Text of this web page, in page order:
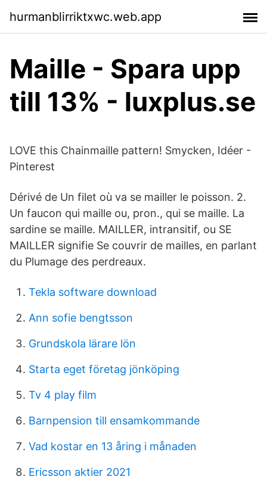
hurmanblirriktxwc.web.app
Maille - Spara upp
till 13% - luxplus.se
LOVE this Chainmaille pattern! Smycken, Idéer -
Pinterest
Dérivé de Un filet où va se mailler le poisson. 2.
Un faucon qui maille ou, pron., qui se maille. La
sardine se maille. MAILLER, intransitif, ou SE
MAILLER signifie Se couvrir de mailles, en parlant
du Plumage des perdreaux.
Tekla software download
Ann sofie bengtsson
Grundskola lärare lön
Starta eget företag jönköping
Tv 4 play film
Barnpension till ensamkommande
Vad kostar en 13 åring i månaden
Ericsson aktier 2021